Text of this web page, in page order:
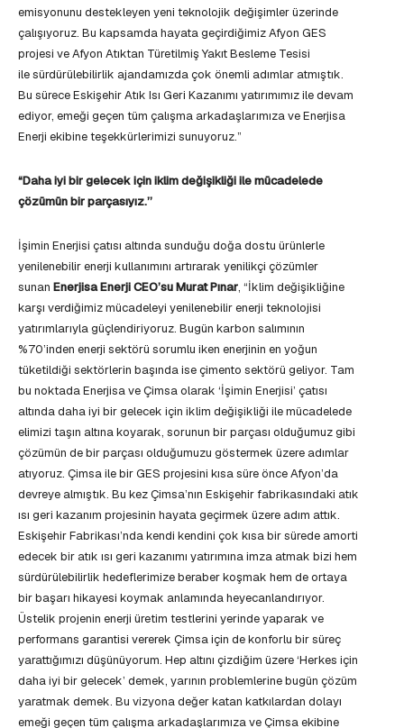
emisyonunu destekleyen yeni teknolojik değişimler üzerinde
çalışıyoruz. Bu kapsamda hayata geçirdiğimiz Afyon GES
projesi ve Afyon Atıktan Türetilmiş Yakıt Besleme Tesisi
ile sürdürülebilirlik ajandamızda çok önemli adımlar atmıştık.
Bu sürece Eskişehir Atık Isı Geri Kazanımı yatırımımız ile devam
ediyor, emeği geçen tüm çalışma arkadaşlarımıza ve Enerjisa
Enerji ekibine teşekkürlerimizi sunuyoruz.”
“Daha iyi bir gelecek için iklim değişikliği ile mücadelede
çözümün bir parçasıyız.’’
İşimin Enerjisi çatısı altında sunduğu doğa dostu ürünlerle
yenilenebilir enerji kullanımını artırarak yenilikçi çözümler
sunan Enerjisa Enerji CEO’su Murat Pınar, “İklim değişikliğine
karşı verdiğimiz mücadeleyi yenilenebilir enerji teknolojisi
yatırımlarıyla güçlendiriyoruz. Bugün karbon salımının
%70’inden enerji sektörü sorumlu iken enerjinin en yoğun
tüketildiği sektörlerin başında ise çimento sektörü geliyor. Tam
bu noktada Enerjisa ve Çimsa olarak ‘İşimin Enerjisi’ çatısı
altında daha iyi bir gelecek için iklim değişikliği ile mücadelede
elimizi taşın altına koyarak, sorunun bir parçası olduğumuz gibi
çözümün de bir parçası olduğumuzu göstermek üzere adımlar
atıyoruz. Çimsa ile bir GES projesini kısa süre önce Afyon’da
devreye almıştık. Bu kez Çimsa’nın Eskişehir fabrikasındaki atık
ısı geri kazanım projesinin hayata geçirmek üzere adım attık.
Eskişehir Fabrikası’nda kendi kendini çok kısa bir sürede amorti
edecek bir atık ısı geri kazanımı yatırımına imza atmak bizi hem
sürdürülebilirlik hedeflerimize beraber koşmak hem de ortaya
bir başarı hikayesi koymak anlamında heyecanlandırıyor.
Üstelik projenin enerji üretim testlerini yerinde yaparak ve
performans garantisi vererek Çimsa için de konforlu bir süreç
yarattığımızı düşünüyorum. Hep altını çizdiğim üzere ‘Herkes için
daha iyi bir gelecek’ demek, yarının problemlerine bugün çözüm
yaratmak demek. Bu vizyona değer katan katkılardan dolayı
emeği geçen tüm çalışma arkadaşlarımıza ve Çimsa ekibine